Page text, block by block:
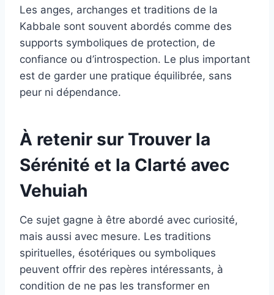
Les anges, archanges et traditions de la
Kabbale sont souvent abordés comme des
supports symboliques de protection, de
confiance ou d’introspection. Le plus important
est de garder une pratique équilibrée, sans
peur ni dépendance.
À retenir sur Trouver la
Sérénité et la Clarté avec
Vehuiah
Ce sujet gagne à être abordé avec curiosité,
mais aussi avec mesure. Les traditions
spirituelles, ésotériques ou symboliques
peuvent offrir des repères intéressants, à
condition de ne pas les transformer en